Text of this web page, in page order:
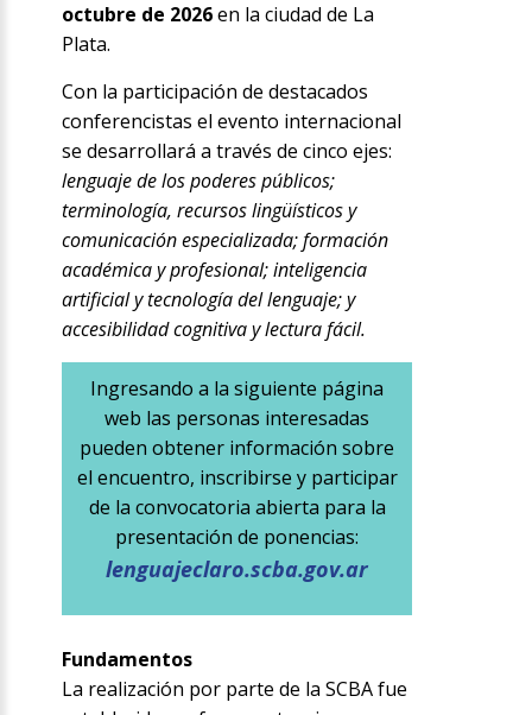
octubre de 2026en la ciudad de La
Plata.
Con la participación de destacados
conferencistas el evento internacional
se desarrollará a través de cinco ejes:
lenguaje de los poderes públicos;
terminología, recursos lingüísticos y
comunicación especializada; formación
académica y profesional; inteligencia
artificial y tecnología del lenguaje; y
accesibilidad cognitiva y lectura fácil.
Ingresando a la siguiente página
web las personas interesadas
pueden obtener información sobre
el encuentro, inscribirse y participar
de la convocatoria abierta para la
presentación de ponencias:
lenguajeclaro.scba.gov.ar
Fundamentos
La realización por parte de la SCBA fue